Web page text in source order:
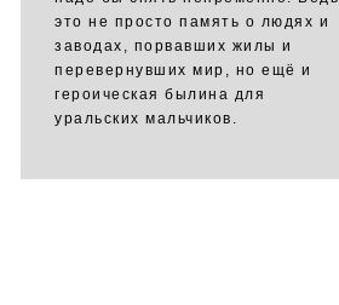
это не просто память о людях и
заводах, порвавших жилы и
перевернувших мир, но ещё и
героическая былина для
уральских мальчиков.